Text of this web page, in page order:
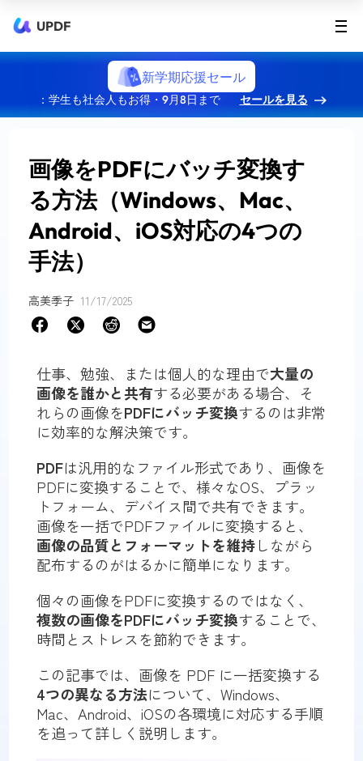
UPDF
新学期応援セール
：学生も社会人もお得・9月8日まで セールを見る
画像をPDFにバッチ変換す
る方法（Windows、Mac、
Android、iOS対応の4つの
手法）
高美季子 11/17/2025
仕事、勉強、または個人的な理由で大量の
画像を誰かと共有する必要がある場合、そ
れらの画像をPDFにバッチ変換するのは非常
に効率的な解決策です。
PDFは汎用的なファイル形式であり、画像を
PDFに変換することで、様々なOS、プラッ
トフォーム、デバイス間で共有できます。
画像を一括でPDFファイルに変換すると、
画像の品質とフォーマットを維持しながら
配布するのがはるかに簡単になります。
個々の画像をPDFに変換するのではなく、
複数の画像をPDFにバッチ変換することで、
時間とストレスを節約できます。
この記事では、画像を PDF に一括変換する
4つの異なる方法について、Windows、
Mac、Android、iOSの各環境に対応する手順
を追って詳しく説明します。